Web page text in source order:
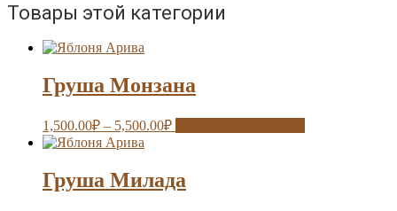
Товары этой категории
Груша Монзана
1,500.00₽ – 5,500.00₽
Груша Милада